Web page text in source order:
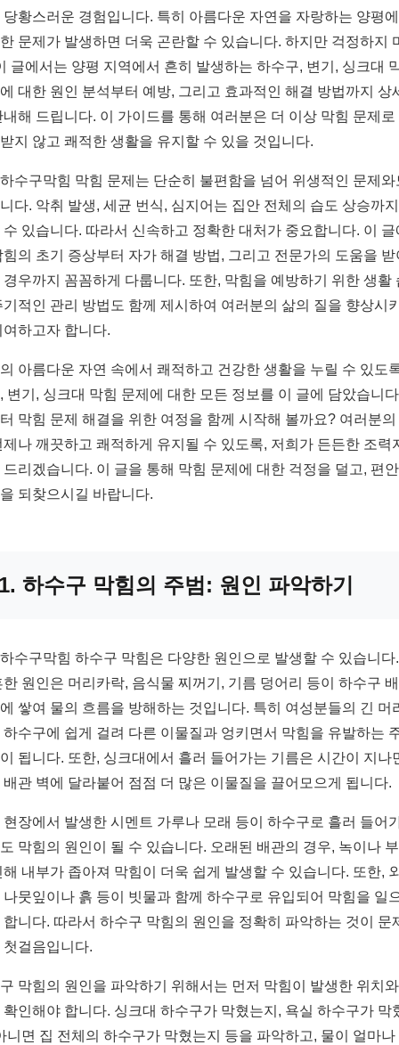
당황스러운 경험입니다. 특히 아름다운 자연을 자랑하는 양평
문제가 발생하면 더욱 곤란할 수 있습니다. 하지만 걱정하지
글에서는 양평 지역에서 흔히 발생하는 하수구, 변기, 싱크대
대한 원인 분석부터 예방, 그리고 효과적인 해결 방법까지 상
내해 드립니다. 이 가이드를 통해 여러분은 더 이상 막힘 문제로
지 않고 쾌적한 생활을 유지할 수 있을 것입니다.
수구막힘 막힘 문제는 단순히 불편함을 넘어 위생적인 문제와
다. 악취 발생, 세균 번식, 심지어는 집안 전체의 습도 상승까
수 있습니다. 따라서 신속하고 정확한 대처가 중요합니다. 이 글
힘의 초기 증상부터 자가 해결 방법, 그리고 전문가의 도움을 받
경우까지 꼼꼼하게 다룹니다. 또한, 막힘을 예방하기 위한 생활
기적인 관리 방법도 함께 제시하여 여러분의 삶의 질을 향상시
여하고자 합니다.
아름다운 자연 속에서 쾌적하고 건강한 생활을 누릴 수 있도
변기, 싱크대 막힘 문제에 대한 모든 정보를 이 글에 담았습니
막힘 문제 해결을 위한 여정을 함께 시작해 볼까요? 여러분의
제나 깨끗하고 쾌적하게 유지될 수 있도록, 저희가 든든한 조력
드리겠습니다. 이 글을 통해 막힘 문제에 대한 걱정을 덜고, 편
되찾으시길 바랍니다.
하수구 막힘의 주범: 원인 파악하기
수구막힘 하수구 막힘은 다양한 원인으로 발생할 수 있습니다
한 원인은 머리카락, 음식물 찌꺼기, 기름 덩어리 등이 하수구
쌓여 물의 흐름을 방해하는 것입니다. 특히 여성분들의 긴 머
하수구에 쉽게 걸려 다른 이물질과 엉키면서 막힘을 유발하는
됩니다. 또한, 싱크대에서 흘러 들어가는 기름은 시간이 지나
배관 벽에 달라붙어 점점 더 많은 이물질을 끌어모으게 됩니다.
현장에서 발생한 시멘트 가루나 모래 등이 하수구로 흘러 들어
막힘의 원인이 될 수 있습니다. 오래된 배관의 경우, 녹이나
해 내부가 좁아져 막힘이 더욱 쉽게 발생할 수 있습니다. 또한,
나뭇잎이나 흙 등이 빗물과 함께 하수구로 유입되어 막힘을 일
합니다. 따라서 하수구 막힘의 원인을 정확히 파악하는 것이 문
첫걸음입니다.
막힘의 원인을 파악하기 위해서는 먼저 막힘이 발생한 위치
확인해야 합니다. 싱크대 하수구가 막혔는지, 욕실 하수구가 막
니면 집 전체의 하수구가 막혔는지 등을 파악하고, 물이 얼마나